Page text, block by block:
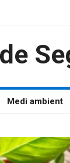
Medi ambient